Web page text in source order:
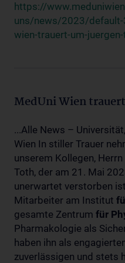
https://
uns/news/2023/
wien-trauert-um-
MedUni Wien
...Alle News –
Wien In stiller Trauer
unserem Kollegen,
Toth, der am 21. Mai
unerwartet verstorben
Mitarbeiter am Institut
gesamte Zentrum für
Pharmakologie als
haben ihn als
zuverlässigen und stets